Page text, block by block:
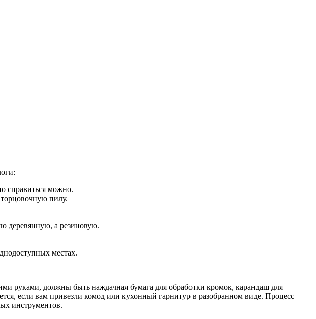
справиться можно.
пилу.
деревянную, а резиновую.
местах.
руками, должны быть наждачная бумага для обработки кромок, карандаш для
если вам привезли комод или кухонный гарнитур в разобранном виде. Процесс
инструментов.